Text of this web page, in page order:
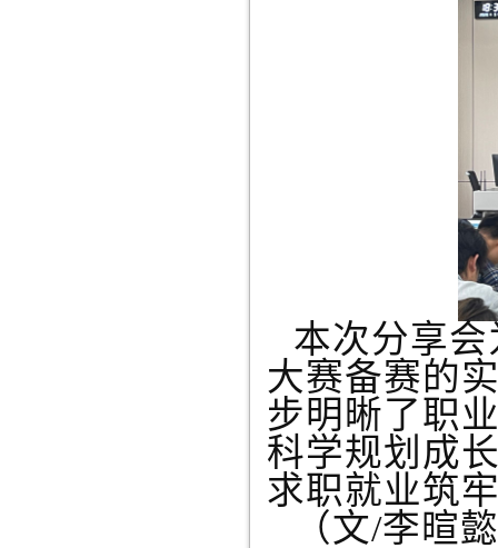
本次分享
大赛备赛的
步明晰了职
科学规划成
求职就业筑
（文/李暄